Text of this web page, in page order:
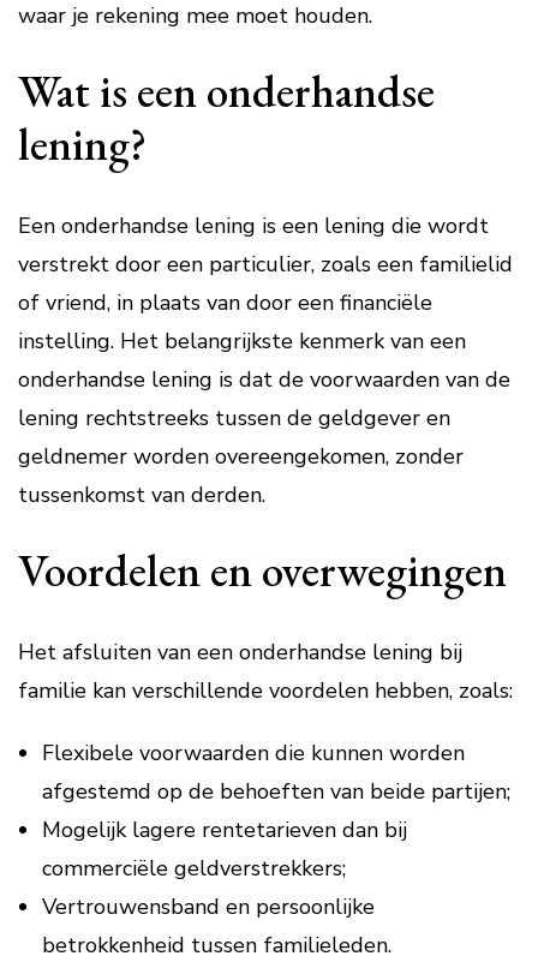
waar je rekening mee moet houden.
Wat is een onderhandse
lening?
Een onderhandse lening is een lening die wordt
verstrekt door een particulier, zoals een familielid
of vriend, in plaats van door een financiële
instelling. Het belangrijkste kenmerk van een
onderhandse lening is dat de voorwaarden van de
lening rechtstreeks tussen de geldgever en
geldnemer worden overeengekomen, zonder
tussenkomst van derden.
Voordelen en overwegingen
Het afsluiten van een onderhandse lening bij
familie kan verschillende voordelen hebben, zoals:
Flexibele voorwaarden die kunnen worden
afgestemd op de behoeften van beide partijen;
Mogelijk lagere rentetarieven dan bij
commerciële geldverstrekkers;
Vertrouwensband en persoonlijke
betrokkenheid tussen familieleden.